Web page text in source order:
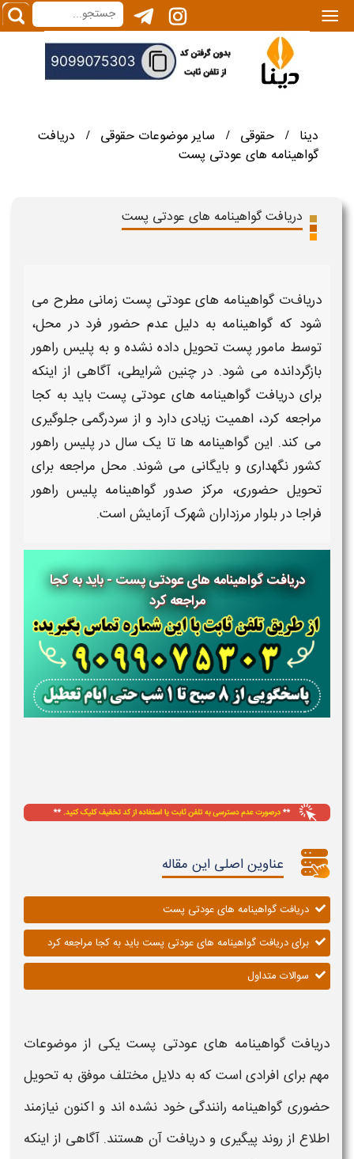
|||
دینا / حقوقی / سایر موضوعات حقوقی /
دریافت
گواهینامه های عودتی پست
دریافت گواهینامه های عودتی پست
دریافت گواهینامه های عودتی پست زمانی مطرح می
شود که گواهینامه به دلیل عدم حضور فرد در محل،
توسط مامور پست تحویل داده نشده و به پلیس راهور
بازگردانده می شود. در چنین شرایطی، آگاهی از اینکه
برای دریافت گواهینامه های عودتی پست باید به کجا
مراجعه کرد، اهمیت زیادی دارد و از سردرگمی جلوگیری
می کند. این گواهینامه ها تا یک سال در پلیس راهور
کشور نگهداری و بایگانی می شوند. محل مراجعه برای
تحویل حضوری، مرکز صدور گواهینامه پلیس راهور
فراجا در بلوار مرزداران شهرک آزمایش است.
دریافت گواهینامه های عودتی پست - باید به کجا
مراجعه کرد
عناوین اصلی این مقاله
دریافت گواهینامه های عودتی پست
برای دریافت گواهینامه های عودتی پست باید به کجا مراجعه کرد
سوالات متداول
دریافت گواهینامه های عودتی پست یکی از موضوعات
مهم برای افرادی است که به دلایل مختلف موفق به تحویل
حضوری گواهینامه رانندگی خود نشده اند و اکنون نیازمند
اطلاع از روند پیگیری و دریافت آن هستند. آگاهی از اینکه